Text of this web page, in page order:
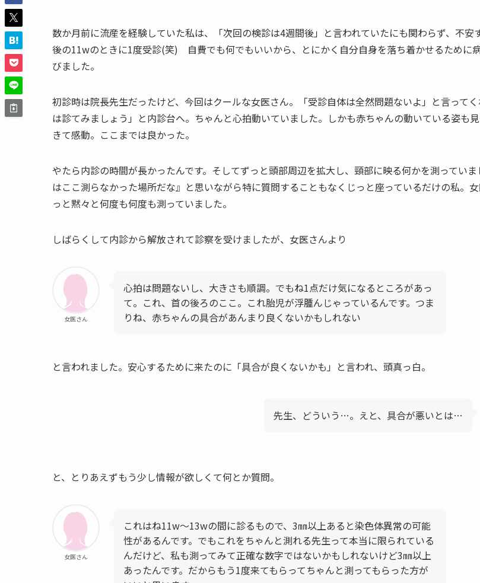
数か月前に流産を経験していた私は、「次回の検診は4週間後」と言われていたにも関わらず、不安
後の11wのときに1度受診(笑) 自費でも何でもいいから、とにかく自分自身を落ち着かせるために
びました。
初診時は院長先生だったけど、今回はクールな女医さん。「受診自体は全然問題ないよ」と言って
は診てみましょう」と内診台へ。ちゃんと心拍動いていました。しかも赤ちゃんの動いている姿も
きて感動。ここまでは良かった。
やたら内診の時間が長かったんです。そしてずっと頭部周辺を拡大し、頸部に映る何かを測ってい
はここ測らなかった場所だな』と思いながら特に質問することもなくじっと座っているだけの私。
っと黙々と何度も何度も測っていました。
しばらくして内診から解放されて診察を受けましたが、女医さんより
女医さん
心拍は問題ないし、大きさも順調。でもね1点だけ気になるところがあっ
て。これ、首の後ろのここ。これ胎児が浮腫んじゃっているんです。つま
りね、赤ちゃんの具合があんまり良くないかもしれない
と言われました。安心するために来たのに「具合が良くないかも」と言われ、頭真っ白。
先生、どういう…。えと、具合が悪いとは…
と、とりあえずもう少し情報が欲しくて何とか質問。
女医さん
これはね11w～13wの間に診るもので、3㎜以上あると染色体異常の可能
性があるんです。でもこれをちゃんと測れる先生って本当に限られている
んだけど、私も測ってみて正確な数字ではないかもしれないけど3㎜以上
あったんです。だからもう1度来てもらってちゃんと測ってもらった方が